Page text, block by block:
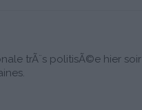
trÃ¨s politisÃ©e hier soir